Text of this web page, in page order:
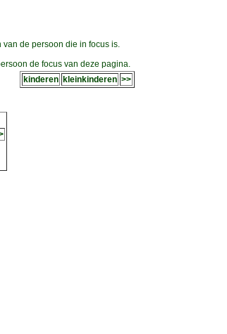
de persoon die in focus is.
de focus van deze pagina.
kinderen kleinkinderen >>